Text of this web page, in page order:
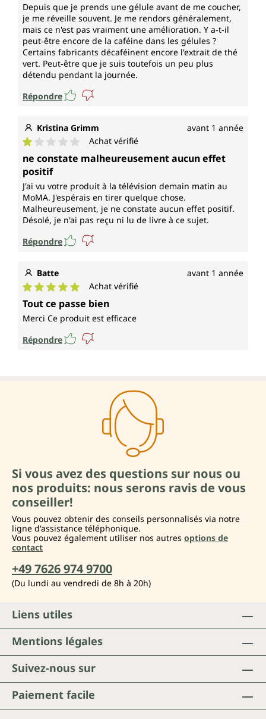
Depuis que je prends une gélule avant de me coucher,
je me réveille souvent. Je me rendors généralement,
mais ce n'est pas vraiment une amélioration. Y a‑t‑il
peut‑être encore de la caféine dans les gélules ?
Certains fabricants décaféinent encore l'extrait de thé
vert. Peut‑être que je suis toutefois un peu plus
détendu pendant la journée.
Répondre
Kristina Grimm avant 1 année
Note moyenne de 1 sur 5 étoiles
Achat vérifié
ne constate malheureusement aucun effet
positif
J'ai vu votre produit à la télévision demain matin au
MoMA. J'espérais en tirer quelque chose.
Malheureusement, je ne constate aucun effet positif.
Désolé, je n'ai pas reçu ni lu de livre à ce sujet.
Répondre
Batte avant 1 année
Note moyenne de 5 sur 5 étoiles
Achat vérifié
Tout ce passe bien
Merci Ce produit est efficace
Répondre
Si vous avez des questions sur nous ou
nos produits: nous serons ravis de vous
conseiller!
Vous pouvez obtenir des conseils personnalisés via notre
ligne d'assistance téléphonique.
Vous pouvez également utiliser nos autres options de
contact
+49 7626 974 9700
(Du lundi au vendredi de 8h à 20h)
Suivez-nous sur
Paiement facile
Liens utiles
Mentions légales